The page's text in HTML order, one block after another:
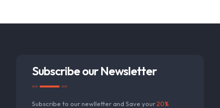
Subscribe our Newsletter
Subscribe to our newlletter and Save your20%